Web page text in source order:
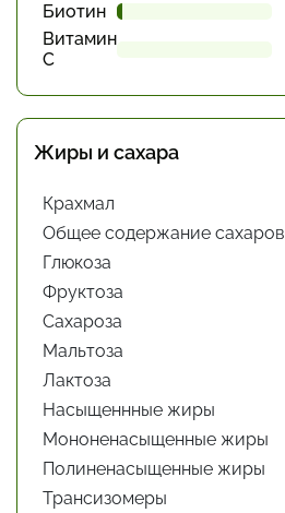
Биотин
Витамин
С
Жиры и сахара
Крахмал
Общее содержание сахаров
Глюкоза
Фруктоза
Сахароза
Мальтоза
Лактоза
Насыщеннные жиры
Мононенасыщенные жиры
Полиненасыщенные жиры
Трансизомеры